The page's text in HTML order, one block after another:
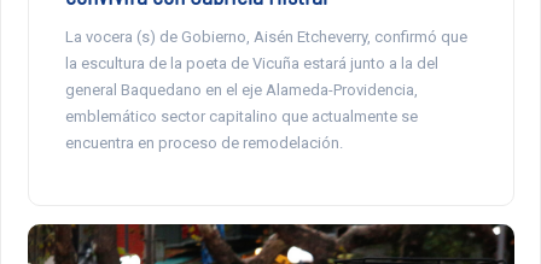
La vocera (s) de Gobierno, Aisén Etcheverry, confirmó que
la escultura de la poeta de Vicuña estará junto a la del
general Baquedano en el eje Alameda-Providencia,
emblemático sector capitalino que actualmente se
encuentra en proceso de remodelación.